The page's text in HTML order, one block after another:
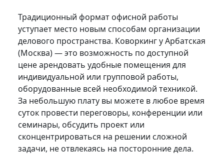
Традиционный формат офисной работы
уступает место новым способам организации
делового пространства. Коворкинг у Арбатская
(Москва) — это возможность по доступной
цене арендовать удобные помещения для
индивидуальной или групповой работы,
оборудованные всей необходимой техникой.
За небольшую плату вы можете в любое время
суток провести переговоры, конференции или
семинары, обсудить проект или
сконцентрироваться на решении сложной
задачи, не отвлекаясь на посторонние дела.